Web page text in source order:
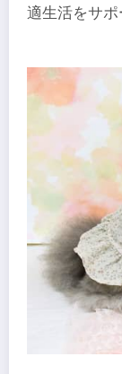
適生活をサポ